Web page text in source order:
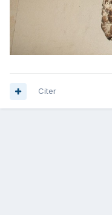
Citer